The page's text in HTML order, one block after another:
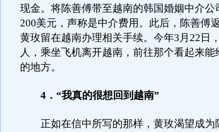
现金。将陈善傅带至越南的韩国婚姻中介公
200美元，声称是中介费用。此后，陈善傅
黄玫留在越南办理相关手续。今年3月22日
人，乘坐飞机离开越南，前往那个看起来能
的地方。
4．“我真的很想回到越南”
正如在信中所写的那样，黄玫渴望成为